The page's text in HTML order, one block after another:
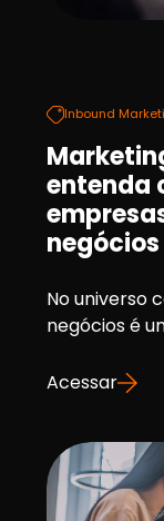
Inbound
entenda
negócios
No universo
negócios é
Acessar